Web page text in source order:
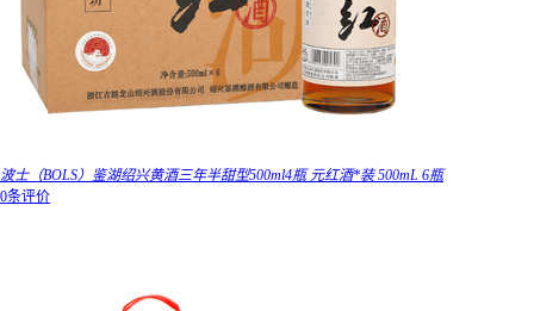
波士（BOLS）鉴湖绍兴黄酒三年半甜型500ml4瓶 元红酒*装 500mL 6瓶
0条评价